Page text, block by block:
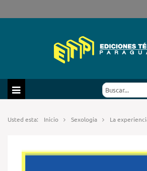
Usted esta: Inicio Sexologia La